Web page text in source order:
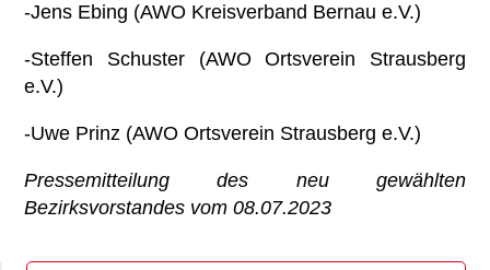
-Jens Ebing (AWO Kreisverband Bernau e.V.)
-Steffen Schuster (AWO Ortsverein Strausberg
e.V.)
-Uwe Prinz (AWO Ortsverein Strausberg e.V.)
Pressemitteilung des neu gewählten
Bezirksvorstandes vom 08.07.2023